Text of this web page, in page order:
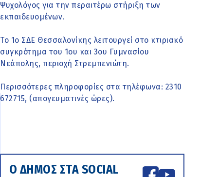
Ψυχολόγος για την περαιτέρω στήριξη των
εκπαιδευομένων.
Το 1ο ΣΔΕ Θεσσαλονίκης λειτουργεί στο κτιριακό
συγκρότημα του 1ου και 3ου Γυμνασίου
Νεάπολης, περιοχή Στρεμπενιώτη.
Περισσότερες πληροφορίες στα τηλέφωνα: 2310
672715, (απογευματινές ώρες).
Ο ΔΗΜΟΣ ΣΤΑ SOCIAL